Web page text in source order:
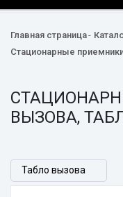
Главная страница
Стационарные
ВЫЗОВА,
Табло вызова